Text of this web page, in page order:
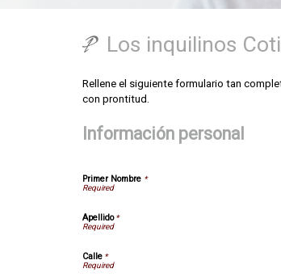
Los inquilinos
Rellene el siguiente formulario tan
con prontitud.
Información personal
Primer Nombre *
Apellido*
Calle *